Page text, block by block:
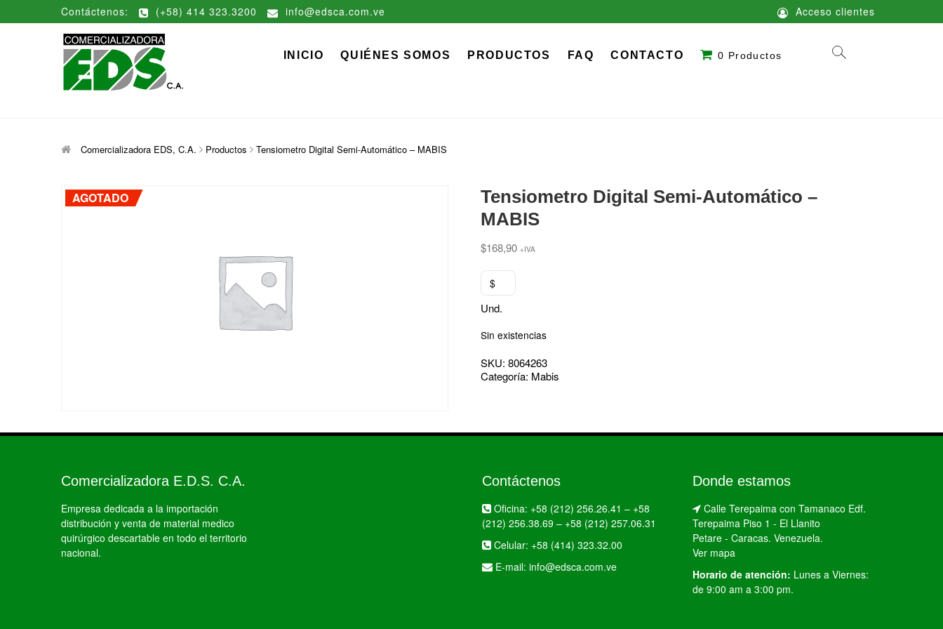
Contáctenos: (+58) 414 323.3200 info@edsca.com.ve Acceso clientes
Comercializadora EDS, C.A.
INICIO QUIÉNES SOMOS PRODUCTOS FAQ CONTACTO 0 Productos
Comercializadora EDS, C.A. Productos Tensiometro Digital Semi-Automático – MABIS
AGOTADO
Tensiometro Digital Semi-Automático –
MABIS
$168,90 +IVA
$
Und.
Sin existencias
SKU: 8064263
Categoría: Mabis
Comercializadora E.D.S. C.A.
Empresa dedicada a la importación
distribución y venta de material medico
quirúrgico descartable en todo el territorio
nacional.
Contáctenos
Oficina: +58 (212) 256.26.41 – +58
(212) 256.38.69 – +58 (212) 257.06.31
Celular: +58 (414) 323.32.00
E-mail: info@edsca.com.ve
Donde estamos
Calle Terepaima con Tamanaco Edf.
Terepaima Piso 1 - El Llanito
Petare - Caracas. Venezuela.
Ver mapa
Horario de atención: Lunes a Viernes:
de 9:00 am a 3:00 pm.